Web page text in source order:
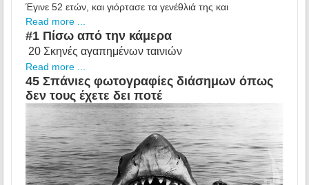
Έγινε 52 ετών, και γιόρτασε τα γενέθλιά της και
Read more ...
#1 Πίσω από την κάμερα
20 Σκηνές αγαπημένων ταινιών
Read more ...
45 Σπάνιες φωτογραφίες διάσημων όπως
δεν τους έχετε δει ποτέ